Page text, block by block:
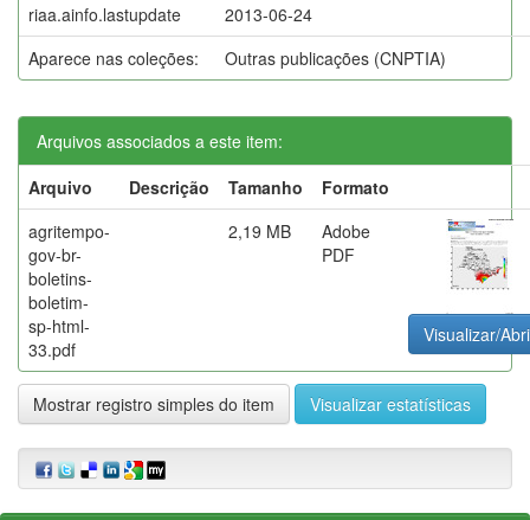
riaa.ainfo.lastupdate
2013-06-24
Aparece nas coleções:
Outras publicações (CNPTIA)
Arquivos associados a este item:
Arquivo
Descrição Tamanho
Formato
agritempo-
gov-br-
boletins-
boletim-
sp-html-
33.pdf
2,19 MB
Adobe
PDF
Visualizar/
Mostrar registro simples do item Visualizar estatísticas